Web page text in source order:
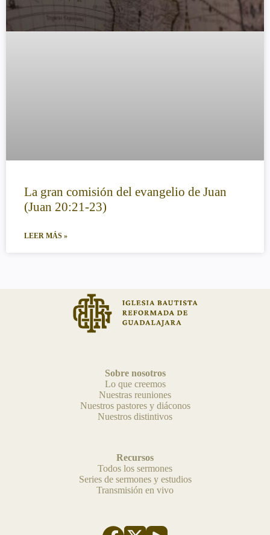
La gran comisión del evangelio de Juan
(Juan 20:21-23)
LEER MÁS »
Sobre nosotros
Lo que creemos
Nuestras reuniones
Nuestros pastores y diáconos
Nuestros distintivos
Recursos
Todos los sermones
Series de sermones y estudios
Transmisión en vivo